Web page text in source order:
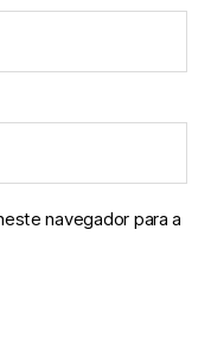
navegador para a